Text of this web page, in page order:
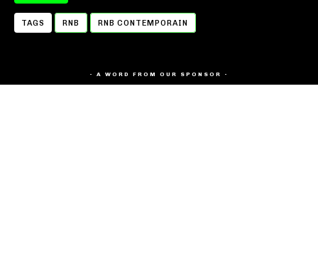
TAGS RNB RNB CONTEMPORAIN
- A WORD FROM OUR SPONSOR -